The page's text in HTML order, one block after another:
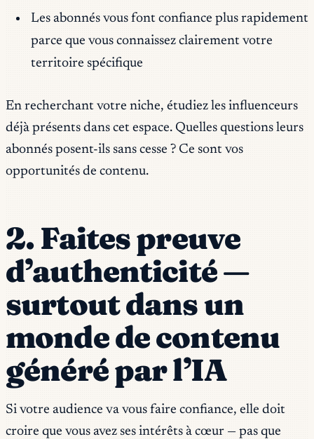
Les abonnés vous font confiance plus rapidement
parce que vous connaissez clairement votre
territoire spécifique
En recherchant votre niche, étudiez les influenceurs
déjà présents dans cet espace. Quelles questions leurs
abonnés posent-ils sans cesse ? Ce sont vos
opportunités de contenu.
2. Faites preuve
d’authenticité —
surtout dans un
monde de contenu
généré par l’IA
Si votre audience va vous faire confiance, elle doit
croire que vous avez ses intérêts à cœur — pas que